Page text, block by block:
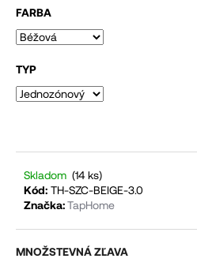
FARBA
TYP
Skladom (14 ks)
Kód: TH-SZC-BEIGE-3.0
Značka:TapHome
MNOŽSTEVNÁ ZĽAVA
O
o
ú
č
a
m